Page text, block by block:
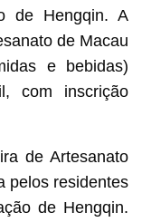
de Hengqin. A
de Macau
e bebidas)
com inscrição
de Artesanato
pelos residentes
de Hengqin.